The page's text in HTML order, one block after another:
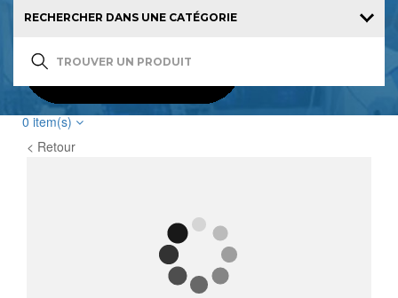
0 item(s)
< Retour